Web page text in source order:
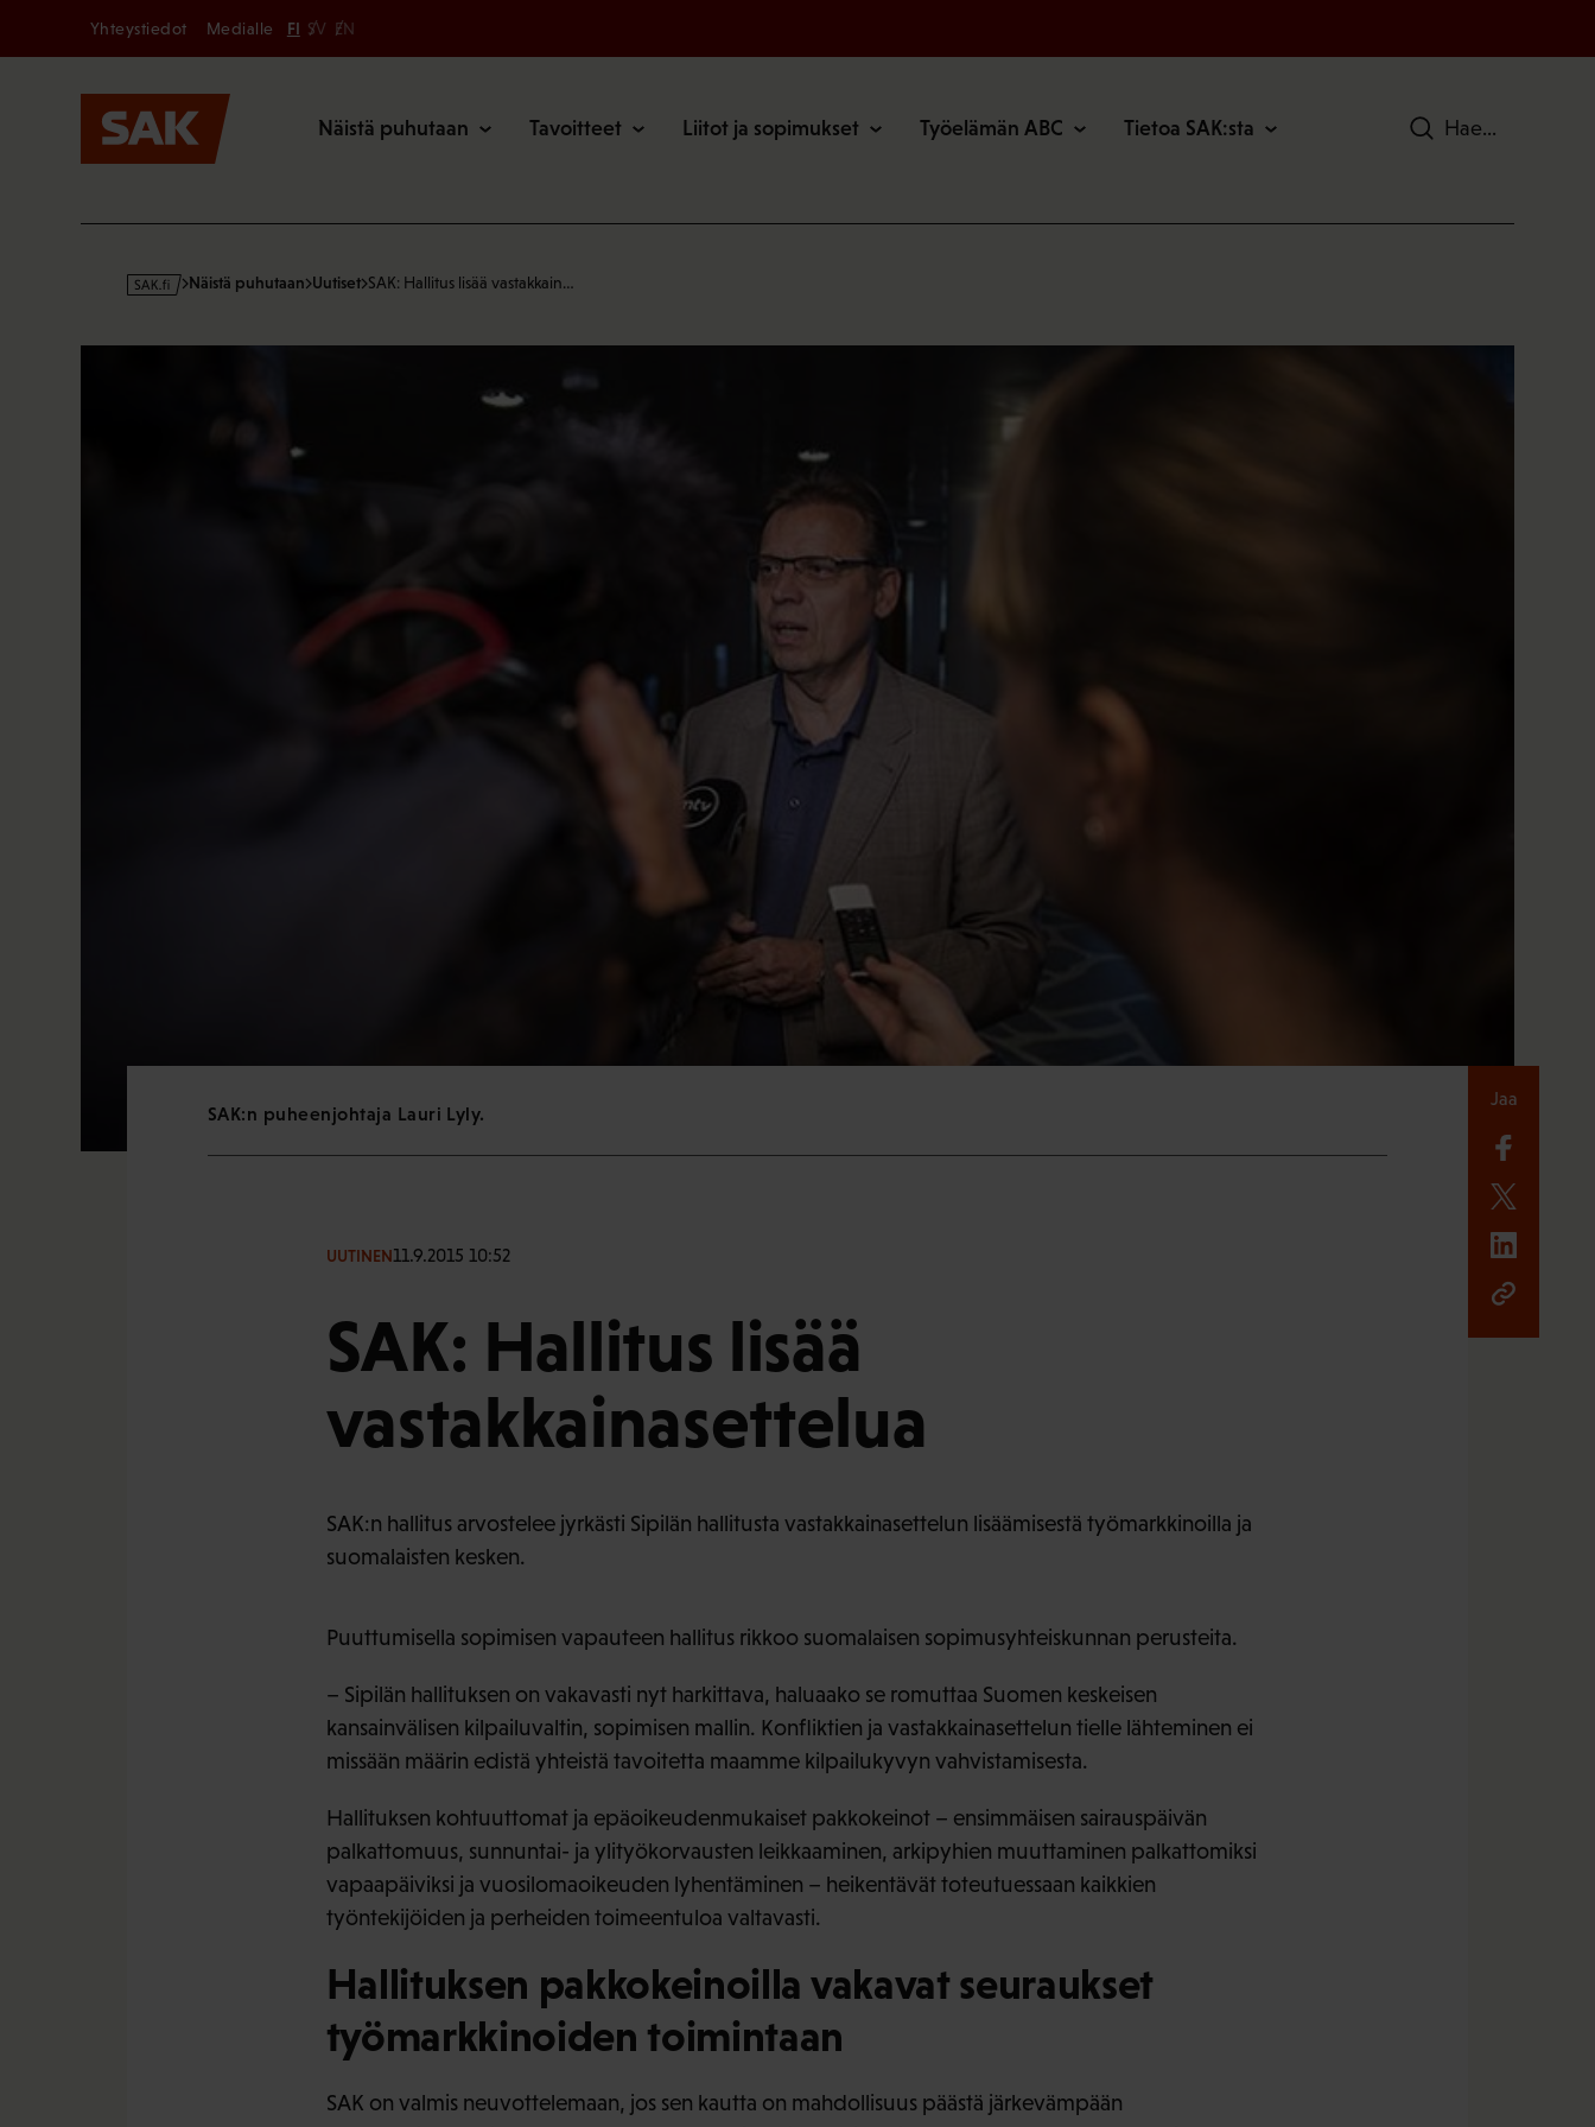
Secondary
Yhteystiedot Medialle FI SV EN
Näistä puhutaan Tavoitteet Liitot ja sopimukset Työelämän ABC Tietoa SAK:sta Hae
s
Näistä puhutaan Uutiset SAK: Hallitus lisää vastakkain…
SAK:n puheenjohtaja Lauri Lyly.
UUTINEN11.9.2015 10:52
SAK: Hallitus lisää
vastakkainasettelua
SAK:n hallitus arvostelee jyrkästi Sipilän hallitusta vastakkainasettelun lisäämisestä työmarkkinoilla ja
suomalaisten kesken.
Puuttumisella sopimisen vapauteen hallitus rikkoo suomalaisen sopimusyhteiskunnan perusteita.
– Sipilän hallituksen on vakavasti nyt harkittava, haluaako se romuttaa Suomen keskeisen
kansainvälisen kilpailuvaltin, sopimisen mallin. Konfliktien ja vastakkainasettelun tielle lähteminen ei
missään määrin edistä yhteistä tavoitetta maamme kilpailukyvyn vahvistamisesta.
Hallituksen kohtuuttomat ja epäoikeudenmukaiset pakkokeinot – ensimmäisen sairauspäivän
palkattomuus, sunnuntai- ja ylityökorvausten leikkaaminen, arkipyhien muuttaminen palkattomiksi
vapaapäiviksi ja vuosilomaoikeuden lyhentäminen – heikentävät toteutuessaan kaikkien
työntekijöiden ja perheiden toimeentuloa valtavasti.
Hallituksen pakkokeinoilla vakavat seuraukset
työmarkkinoiden toimintaan
SAK on valmis neuvottelemaan, jos sen kautta on mahdollisuus päästä järkevämpään
Jaa